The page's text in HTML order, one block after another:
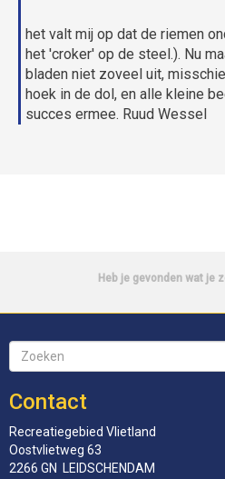
het valt mij op dat de riemen
het 'croker' op de steel.). Nu
bladen niet zoveel uit,
hoek in de dol, en alle kleine
succes ermee. Ruud Wessel
Heb je gevonden wat je
Contact
Recreatiegebied Vlietland
Oostvlietweg 63
2266 GN LEIDSCHENDAM